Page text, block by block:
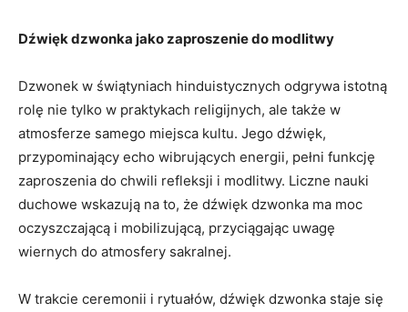
Dźwięk dzwonka jako zaproszenie ‌do modlitwy
Dzwonek w świątyniach hinduistycznych odgrywa istotną
rolę nie tylko w praktykach religijnych, ale także w
atmosferze samego miejsca kultu. Jego dźwięk,
⁤przypominający echo wibrujących energii, pełni funkcję
zaproszenia do chwili refleksji i modlitwy. Liczne ⁢nauki
duchowe wskazują na ‍to, ⁤że dźwięk ‍dzwonka ma moc
oczyszczającą i mobilizującą, przyciągając uwagę
wiernych do atmosfery ⁢sakralnej.
W trakcie ceremonii i rytuałów, dźwięk⁤ dzwonka staje się